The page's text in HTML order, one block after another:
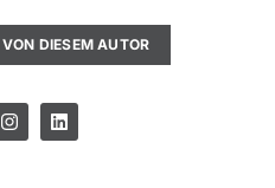
DIESEM AUTOR